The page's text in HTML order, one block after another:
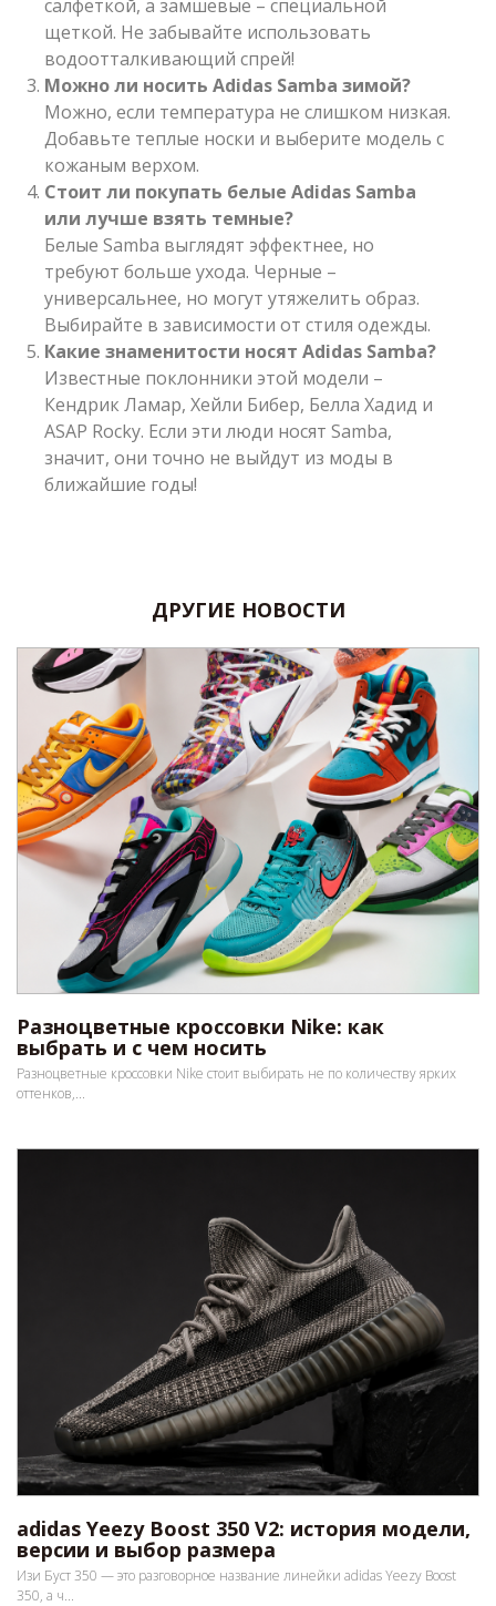
салфеткой, а замшевые – специальной
щеткой. Не забывайте использовать
водоотталкивающий спрей!
Можно ли носить Adidas Samba зимой?
Можно, если температура не слишком низкая.
Добавьте теплые носки и выберите модель с
кожаным верхом.
Стоит ли покупать белые Adidas Samba
или лучше взять темные?
Белые Samba выглядят эффектнее, но
требуют больше ухода. Черные –
универсальнее, но могут утяжелить образ.
Выбирайте в зависимости от стиля одежды.
Какие знаменитости носят Adidas Samba?
Известные поклонники этой модели –
Кендрик Ламар, Хейли Бибер, Белла Хадид и
ASAP Rocky. Если эти люди носят Samba,
значит, они точно не выйдут из моды в
ближайшие годы!
ДРУГИЕ НОВОСТИ
Разноцветные кроссовки Nike: как
выбрать и с чем носить
Разноцветные кроссовки Nike стоит выбирать не по количеству ярких
оттенков,...
adidas Yeezy Boost 350 V2: история модели,
версии и выбор размера
Изи Буст 350 — это разговорное название линейки adidas Yeezy Boost
350, а ч...